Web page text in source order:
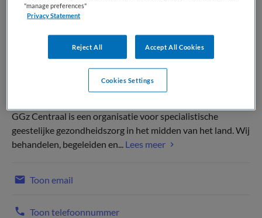
GGz Centraal is een organisatie voor specialistische
geestelijke gezondheidszorg in het midden van het land. Wij
behandelen, begeleiden en... Lees meer
Toon email
Toon telefoonnummer
"manage preferences"
Privacy Statement
Reject All Accept All Cookies
Cookies Settings